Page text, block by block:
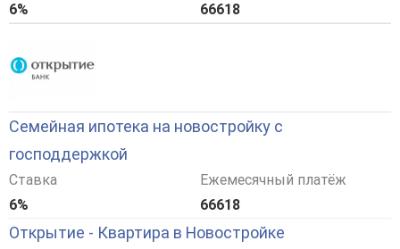
6%
66618
Семейная ипотека на новостройку с
господдержкой
Ставка
6%
Ежемесячный платёж
66618
Открытие - Квартира в Новостройке